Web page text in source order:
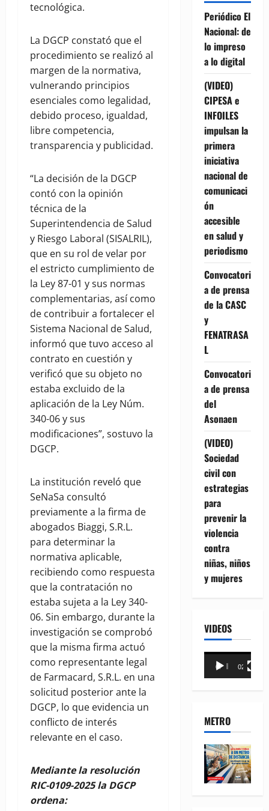
tecnológica.
La DGCP constató que el
procedimiento se realizó al
margen de la normativa,
vulnerando principios
esenciales como legalidad,
debido proceso, igualdad,
libre competencia,
transparencia y publicidad.
“La decisión de la DGCP
contó con la opinión
técnica de la
Superintendencia de Salud
y Riesgo Laboral (SISALRIL),
que en su rol de velar por
el estricto cumplimiento de
la Ley 87-01 y sus normas
complementarias, así como
de contribuir a fortalecer el
Sistema Nacional de Salud,
informó que tuvo acceso al
contrato en cuestión y
verificó que su objeto no
estaba excluido de la
aplicación de la Ley Núm.
340-06 y sus
modificaciones”, sostuvo la
DGCP.
La institución reveló que
SeNaSa consultó
previamente a la firma de
abogados Biaggi, S.R.L.
para determinar la
normativa aplicable,
recibiendo como respuesta
que la contratación no
estaba sujeta a la Ley 340-
06. Sin embargo, durante la
investigación se comprobó
que la misma firma actuó
como representante legal
de Farmacard, S.R.L. en una
solicitud posterior ante la
DGCP, lo que evidencia un
conflicto de interés
relevante en el caso.
Mediante la resolución
RIC-0109-2025 la DGCP
ordena:
Periódico El
Nacional: de
lo impreso
a lo digital
(VIDEO)
CIPESA e
INFOILES
impulsan la
primera
iniciativa
nacional de
comunicaci
ón
accesible
en salud y
periodismo
Convocatori
a de prensa
de la CASC
y
FENATRASA
L
Convocatori
a de prensa
del
Asonaen
(VIDEO)
Sociedad
civil con
estrategias
para
prevenir la
violencia
contra
niñas, niños
y mujeres
VIDEOS
Reproductor
00:00 02:18
METRO